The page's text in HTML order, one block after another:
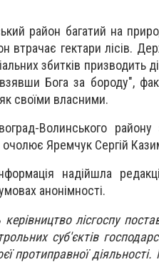
район багатий на
втрачає гектари лісів.
збитків призводить
Бога за бороду",
своїми власними.
Волинського
очолює Яремчук Сергій
надійшла
анонімності.
керівництво лісгоспу
суб'єктів
протиправної